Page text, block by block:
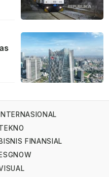
INTERNASIONAL
BISNIS FINANSIAL
ESGNOW